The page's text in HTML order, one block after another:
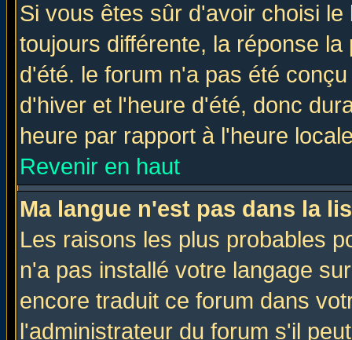
Si vous êtes sûr d'avoir choisi
toujours différente, la réponse
d'été. le forum n'a pas été
d'hiver et l'heure d'été, donc
heure par rapport à l'heure
Revenir en haut
Ma langue n'est pas dans la
Les raisons les plus probables
n'a pas installé votre langage
encore traduit ce forum dans
l'administrateur du forum s'il